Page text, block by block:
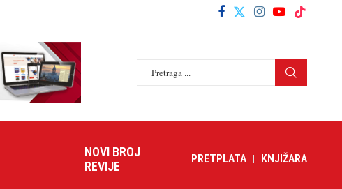
NOVI BROJ
REVIJE
PRETPLATA KNJIŽARA